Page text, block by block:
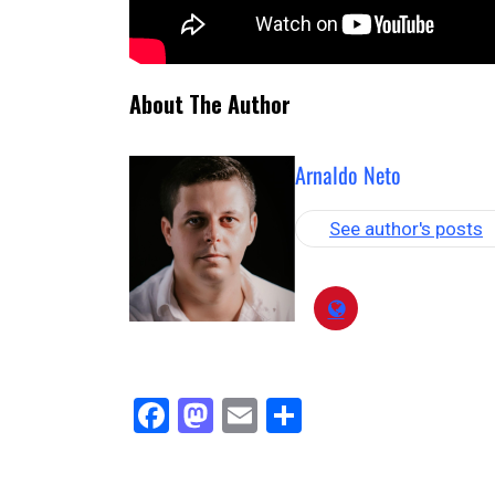
About The Author
Arnaldo Neto
See author's posts
Facebook
Mastodon
Email